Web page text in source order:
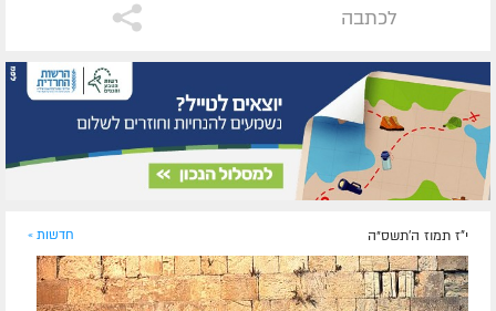
לכתבה
י"ז תמוז ה׳תשס״ה חדשות »